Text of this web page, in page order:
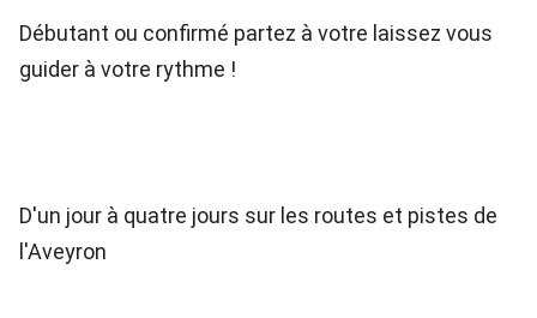
Débutant ou confirmé partez à votre laissez vous
guider à votre rythme !
D'un jour à quatre jours sur les routes et pistes de
l'Aveyron